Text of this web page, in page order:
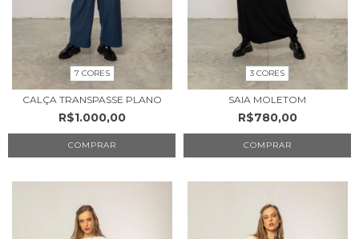
7 CORES
CALÇA TRANSPASSE PLANO
R$1.000,00
COMPRAR
3 CORES
SAIA MOLETOM
R$780,00
COMPRAR